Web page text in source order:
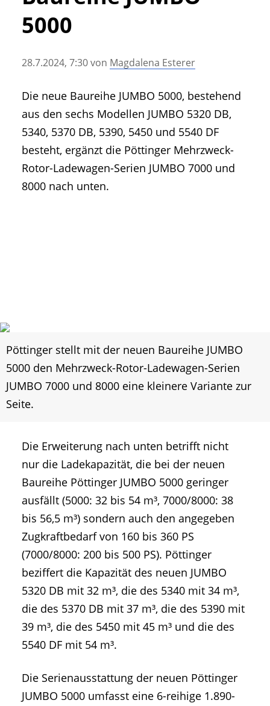
• Geschichte und Geschichten
• Messen und Veranstaltungen
• Agritechnica Neuheiten Archiv
5000
28.7.2024, 7:30von Magdalena Esterer
Die neue Baureihe JUMBO 5000, bestehend
aus den sechs Modellen JUMBO 5320 DB,
5340, 5370 DB, 5390, 5450 und 5540 DF
besteht, ergänzt die Pöttinger Mehrzweck-
Rotor-Ladewagen-Serien JUMBO 7000 und
8000 nach unten.
Pöttinger stellt mit der neuen Baureihe JUMBO
5000 den Mehrzweck-Rotor-Ladewagen-Serien
JUMBO 7000 und 8000 eine kleinere Variante zur
Seite.
Die Erweiterung nach unten betrifft nicht
nur die Ladekapazität, die bei der neuen
Baureihe Pöttinger JUMBO 5000 geringer
ausfällt (5000: 32 bis 54 m³, 7000/8000: 38
bis 56,5 m³) sondern auch den angegeben
Zugkraftbedarf von 160 bis 360 PS
(7000/8000: 200 bis 500 PS). Pöttinger
beziffert die Kapazität des neuen JUMBO
5320 DB mit 32 m³, die des 5340 mit 34 m³,
die des 5370 DB mit 37 m³, die des 5390 mit
39 m³, die des 5450 mit 45 m³ und die des
5540 DF mit 54 m³.
Die Serienausstattung der neuen Pöttinger
JUMBO 5000 umfasst eine 6-reihige 1.890-